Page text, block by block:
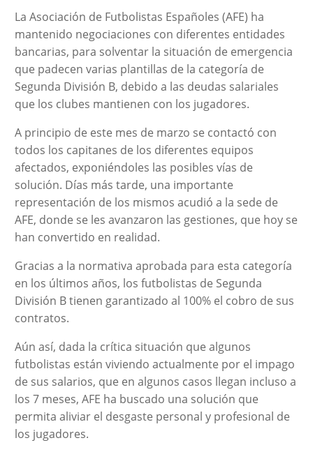
La Asociación de Futbolistas Españoles (AFE) ha
mantenido negociaciones con diferentes entidades
bancarias, para solventar la situación de emergencia
que padecen varias plantillas de la categoría de
Segunda División B, debido a las deudas salariales
que los clubes mantienen con los jugadores.
A principio de este mes de marzo se contactó con
todos los capitanes de los diferentes equipos
afectados, exponiéndoles las posibles vías de
solución. Días más tarde, una importante
representación de los mismos acudió a la sede de
AFE, donde se les avanzaron las gestiones, que hoy se
han convertido en realidad.
Gracias a la normativa aprobada para esta categoría
en los últimos años, los futbolistas de Segunda
División B tienen garantizado al 100% el cobro de sus
contratos.
Aún así, dada la crítica situación que algunos
futbolistas están viviendo actualmente por el impago
de sus salarios, que en algunos casos llegan incluso a
los 7 meses, AFE ha buscado una solución que
permita aliviar el desgaste personal y profesional de
los jugadores.